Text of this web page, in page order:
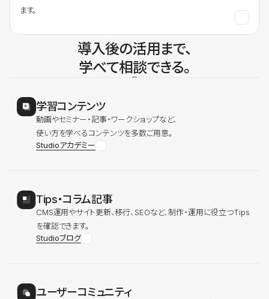
ます。
導入後の活用まで、
学べて相談できる。
学習コンテンツ
動画やセミナー・記事・ワークショップなど、
使い方を学べるコンテンツを多数ご用意。
Studioアカデミー
Tips・コラム記事
CMS運用やサイト更新、移行、SEOなど、制作・運用に役立つTips
を確認できます。
Studioブログ
ユーザーコミュニティ